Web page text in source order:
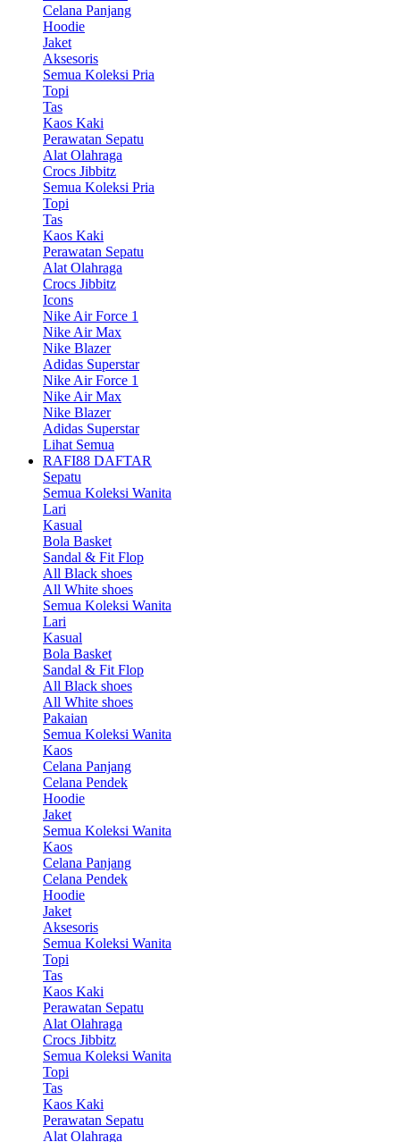
Celana Panjang
Hoodie
Jaket
Aksesoris
Semua Koleksi Pria
Topi
Tas
Kaos Kaki
Perawatan Sepatu
Alat Olahraga
Crocs Jibbitz
Semua Koleksi Pria
Topi
Tas
Kaos Kaki
Perawatan Sepatu
Alat Olahraga
Crocs Jibbitz
Icons
Nike Air Force 1
Nike Air Max
Nike Blazer
Adidas Superstar
Nike Air Force 1
Nike Air Max
Nike Blazer
Adidas Superstar
Lihat Semua
RAFI88 DAFTAR
Sepatu
Semua Koleksi Wanita
Lari
Kasual
Bola Basket
Sandal & Fit Flop
All Black shoes
All White shoes
Semua Koleksi Wanita
Lari
Kasual
Bola Basket
Sandal & Fit Flop
All Black shoes
All White shoes
Pakaian
Semua Koleksi Wanita
Kaos
Celana Panjang
Celana Pendek
Hoodie
Jaket
Semua Koleksi Wanita
Kaos
Celana Panjang
Celana Pendek
Hoodie
Jaket
Aksesoris
Semua Koleksi Wanita
Topi
Tas
Kaos Kaki
Perawatan Sepatu
Alat Olahraga
Crocs Jibbitz
Semua Koleksi Wanita
Topi
Tas
Kaos Kaki
Perawatan Sepatu
Alat Olahraga